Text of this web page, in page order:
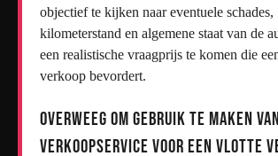
objectief te kijken naar eventuele schades,
kilometerstand en algemene staat van de
een realistische vraagprijs te komen die
verkoop bevordert.
Overweeg om gebruik te maken van
Verkoopservice voor een vlotte